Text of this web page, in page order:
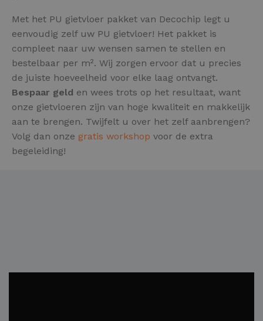
Met het PU gietvloer pakket van Decochip legt u
eenvoudig zelf uw PU gietvloer! Het pakket is
compleet naar uw wensen samen te stellen en
bestelbaar per m². Wij zorgen ervoor dat u precies
de juiste hoeveelheid voor elke laag ontvangt.
Bespaar geld en wees trots op het resultaat, want
onze gietvloeren zijn van hoge kwaliteit en makkelijk
aan te brengen. Twijfelt u over het zelf aanbrengen?
Volg dan onze gratis workshop voor de extra
begeleiding!